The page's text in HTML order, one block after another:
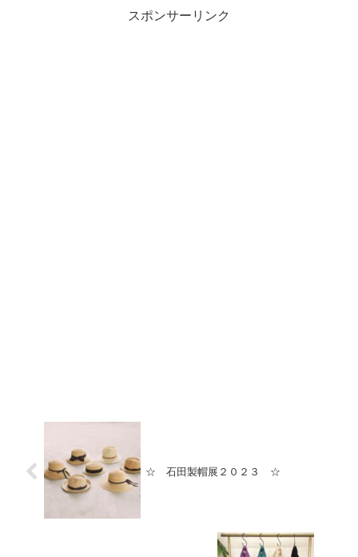
スポンサーリンク
☆ 石田製帽展２０２３ ☆